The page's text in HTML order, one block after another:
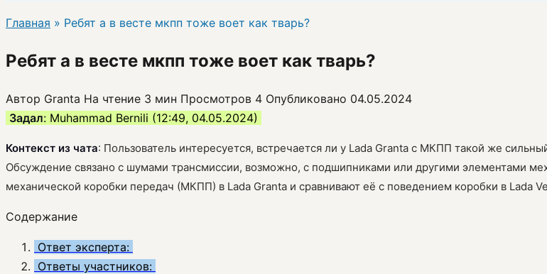
Главная » Ребят а в весте мкпп тоже воет как тварь?
Ребят а в весте мкпп тоже воет как тварь?
Автор Granta На чтение 3 мин Просмотров 4 Опубликовано 04.05.2024
Задал: Muhammad Bernili (12:49, 04.05.2024)
Контекст из чата: Пользователь интересуется, встречается ли у Lada Granta с МКПП такой же
Обсуждение связано с шумами трансмиссии, возможно, с подшипниками или другими элементами
механической коробки передач (МКПП) в Lada Granta и сравнивают её с поведением коробки в Lada
Содержание
Ответ эксперта:
Ответы участников: